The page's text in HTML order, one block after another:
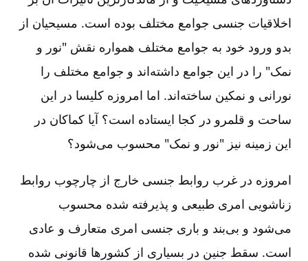
اخلاقیات جنسی جوامع مختلف بوده است‌. مسیحیان از
بدو ورود خود به جوامع مختلف همواره نقش "نور و
نمک‌" را در این جوامع داشته‌اند و جوامع مختلف را
نورانی و نمکین ساخته‌اند. اما امروزه کلیسا در این
ساحت و قلمرو در کجا ایستاده است‌؟ آیا کماکان در
این زمینه نیز "نور و نمک‌" محسوب می‌شود؟
امروزه در غرب روابط جنسی خارج از چارچوب روابط
زناشویی امری طبیعی و پذیرفته شده محسوب
می‌شود و بی‌بند و باری جنسی امری متعارف و عادی
است‌. سقط جنین در بسیاری از کشورها قانونی شده